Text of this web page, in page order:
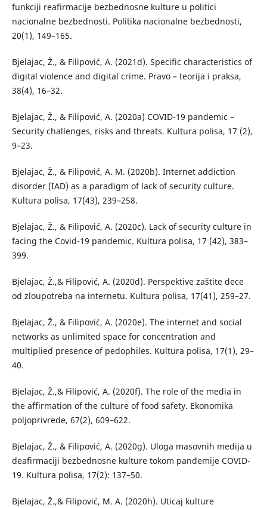
funkciji reafirmacije bezbednosne kulture u politici
nacionalne bezbednosti. Politika nacionalne bezbednosti,
20(1), 149–165.
Bjelajac, Ž., & Filipović, A. (2021d). Specific characteristics of
digital violence and digital crime. Pravo – teorija i praksa,
38(4), 16–32.
Bjelajac, Ž., & Filipović, A. (2020a) COVID-19 pandemic –
Security challenges, risks and threats. Kultura polisa, 17 (2),
9–23.
Bjelajac, Ž., & Filipović, A. M. (2020b). Internet addiction
disorder (IAD) as a paradigm of lack of security culture.
Kultura polisa, 17(43), 239–258.
Bjelajac, Ž., & Filipović, A. (2020c). Lack of security culture in
facing the Covid-19 pandemic. Kultura polisa, 17 (42), 383–
399.
Bjelajac, Ž.,& Filipović, A. (2020d). Perspektive zaštite dece
od zloupotreba na internetu. Kultura polisa, 17(41), 259–27.
Bjelajac, Ž., & Filipović, A. (2020e). The internet and social
networks as unlimited space for concentration and
multiplied presence of pedophiles. Kultura polisa, 17(1), 29–
40.
Bjelajac, Ž.,& Filipović, A. (2020f). The role of the media in
the affirmation of the culture of food safety. Ekonomika
poljoprivrede, 67(2), 609–622.
Bjelajac, Ž., & Filipović, A. (2020g). Uloga masovnih medija u
deafirmaciji bezbednosne kulture tokom pandemije COVID-
19. Kultura polisa, 17(2): 137–50.
Bjelajac, Ž.,& Filipović, M. A. (2020h). Uticaj kulture